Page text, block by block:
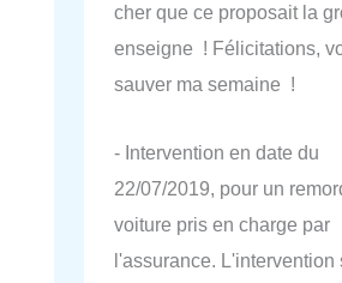
cher que ce proposait la
enseigne ! Félicitations,
sauver ma semaine !
- Intervention en date du
22/07/2019, pour un
voiture pris en charge par
l'assurance. L'intervention